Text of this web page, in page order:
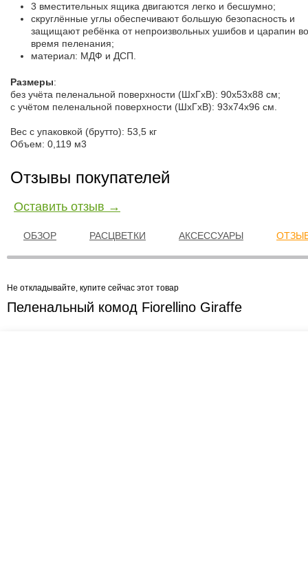
3 вместительных ящика двигаются легко и бесшумно;
скруглённые углы обеспечивают большую безопасность и
защищают ребёнка от непроизвольных ушибов и царапин во
время пеленания;
материал: МДФ и ДСП.
Размеры:
без учёта пеленальной поверхности (ШхГхВ): 90х53х88 см;
с учётом пеленальной поверхности (ШхГхВ): 93х74х96 см.
Вес с упаковкой (брутто): 53,5 кг
Объем: 0,119 м3
Отзывы покупателей
Оставить отзыв →
ОБЗОР РАСЦВЕТКИ АКСЕССУАРЫ
Не откладывайте, купите сейчас этот товар
Пеленальный комод Fiorellino Giraffe